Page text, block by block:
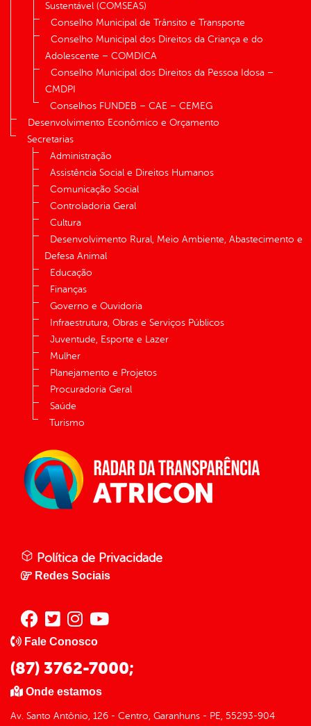
Sustentável (COMSEAS)
Conselho Municipal de Trânsito e Transporte
Conselho Municipal dos Direitos da Criança e do
Adolescente – COMDICA
Conselho Municipal dos Direitos da Pessoa Idosa –
CMDPI
Conselhos FUNDEB – CAE – CEMEG
Desenvolvimento Econômico e Orçamento
Secretarias
Administração
Assistência Social e Direitos Humanos
Comunicação Social
Controladoria Geral
Cultura
Desenvolvimento Rural, Meio Ambiente, Abastecimento e
Defesa Animal
Educação
Finanças
Governo e Ouvidoria
Infraestrutura, Obras e Serviços Públicos
Juventude, Esporte e Lazer
Mulher
Planejamento e Projetos
Procuradoria Geral
Saúde
Turismo
Política de Privacidade
Redes Sociais
Fale Conosco
(87) 3762-7000;
Onde estamos
Av. Santo Antônio, 126 - Centro, Garanhuns - PE, 55293-904